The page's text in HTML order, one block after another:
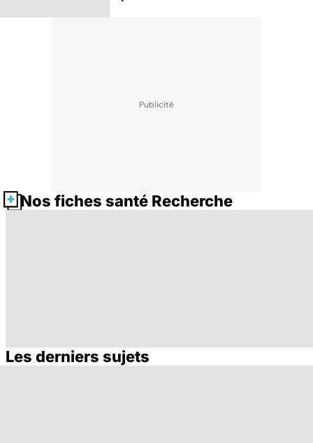
Nos fiches santé Recherche
Tout savoir sur le
Staphylocoque
Les derniers sujets